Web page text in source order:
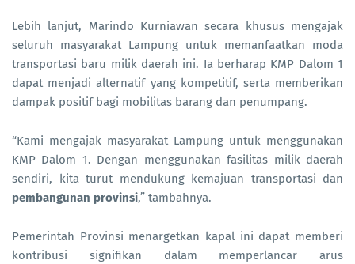
Lebih lanjut, Marindo Kurniawan secara khusus mengajak
seluruh masyarakat Lampung untuk memanfaatkan moda
transportasi baru milik daerah ini. Ia berharap KMP Dalom 1
dapat menjadi alternatif yang kompetitif, serta memberikan
dampak positif bagi mobilitas barang dan penumpang.
“Kami mengajak masyarakat Lampung untuk menggunakan
KMP Dalom 1. Dengan menggunakan fasilitas milik daerah
sendiri, kita turut mendukung kemajuan transportasi dan
pembangunan provinsi,” tambahnya.
Pemerintah Provinsi menargetkan kapal ini dapat memberi
kontribusi signifikan dalam memperlancar arus